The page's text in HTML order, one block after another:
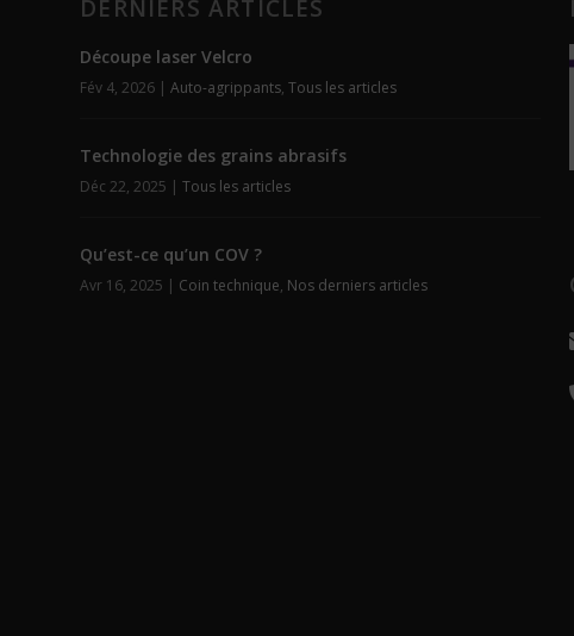
DERNIERS ARTICLES
Découpe laser Velcro
Fév 4, 2026 |Auto-agrippants,Tous les articles
Technologie des grains abrasifs
Déc 22, 2025 |Tous les articles
Qu’est-ce qu’un COV ?
Avr 16, 2025 | Coin technique, Nos derniers articles